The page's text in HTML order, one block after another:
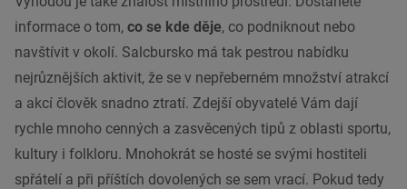
informace o tom, co se kde děje, co podniknout nebo
navštívit v okolí. Salcbursko má tak pestrou nabídku
nejrůznějších aktivit, že se v nepřeberném množství atrakcí
a akcí člověk snadno ztratí. Zdejší obyvatelé Vám dají
rychle mnoho cenných a zasvěcených tipů z oblasti sportu,
kultury i folkloru. Mnohokrát se hosté se svými hostiteli
spřátelí a při příštích dovolených se sem vrací. Pokud tedy